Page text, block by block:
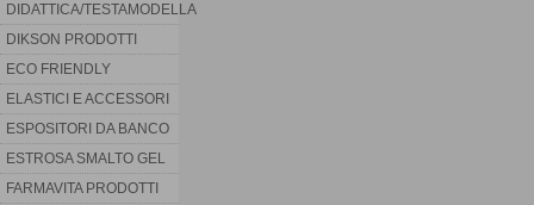
DIDATTICA/TESTAMODELLA
DIKSON PRODOTTI
ECO FRIENDLY
ELASTICI E ACCESSORI
ESPOSITORI DA BANCO
ESTROSA SMALTO GEL
FARMAVITA PRODOTTI